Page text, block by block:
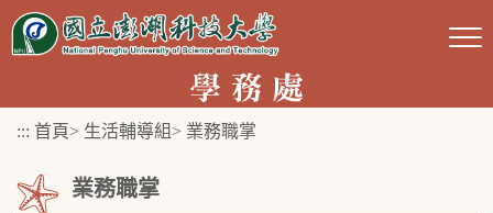
跳
::: 首頁> 生活輔導組 > 業務職掌
業務職掌